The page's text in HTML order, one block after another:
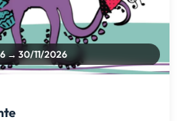
→ 30/11/2026